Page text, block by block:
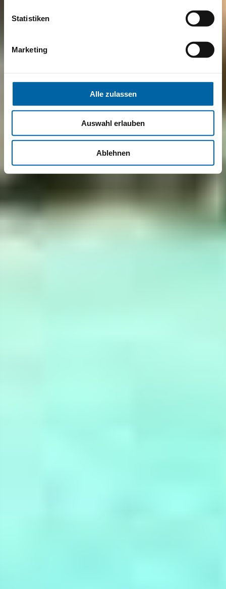
Statistiken
Marketing
Alle zulassen
Auswahl erlauben
Ablehnen